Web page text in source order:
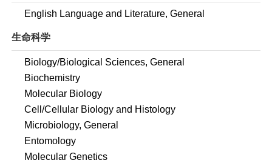
English Language and Literature, General
生命科学
Biology/Biological Sciences, General
Biochemistry
Molecular Biology
Cell/Cellular Biology and Histology
Microbiology, General
Entomology
Molecular Genetics